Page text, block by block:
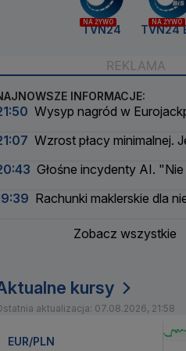
NA ŻYWO
TVN24
NA ŻYWO
TVN24
INFORMACJE:
Wysyp nagród w
Wzrost płacy minimalnej.
Głośne incydenty AI.
Rachunki maklerskie dla
Zobacz wszystkie
kursy
aktualizacja: 07.08.2026, 21:58
EUR/PLN